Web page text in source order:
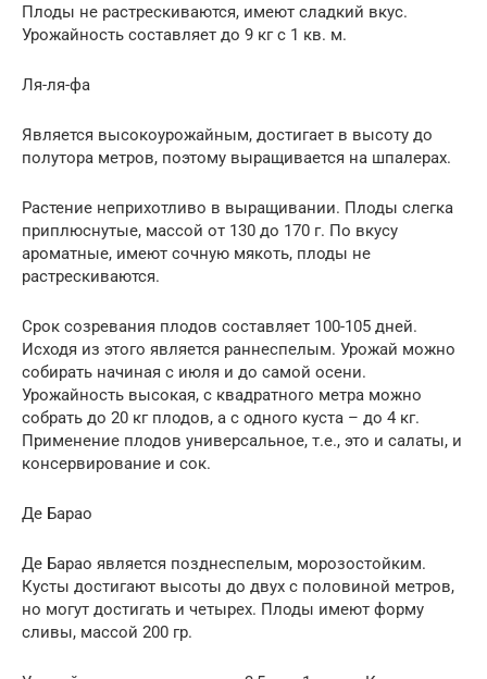
Плоды не растрескиваются, имеют сладкий вкус.
Урожайность составляет до 9 кг с 1 кв. м.
Ля-ля-фа
Является высокоурожайным, достигает в высоту до
полутора метров, поэтому выращивается на шпалерах.
Растение неприхотливо в выращивании. Плоды слегка
приплюснутые, массой от 130 до 170 г. По вкусу
ароматные, имеют сочную мякоть, плоды не
растрескиваются.
Срок созревания плодов составляет 100-105 дней.
Исходя из этого является раннеспелым. Урожай можно
собирать начиная с июля и до самой осени.
Урожайность высокая, с квадратного метра можно
собрать до 20 кг плодов, а с одного куста – до 4 кг.
Применение плодов универсальное, т.е., это и салаты, и
консервирование и сок.
Де Барао
Де Барао является позднеспелым, морозостойким.
Кусты достигают высоты до двух с половиной метров,
но могут достигать и четырех. Плоды имеют форму
сливы, массой 200 гр.